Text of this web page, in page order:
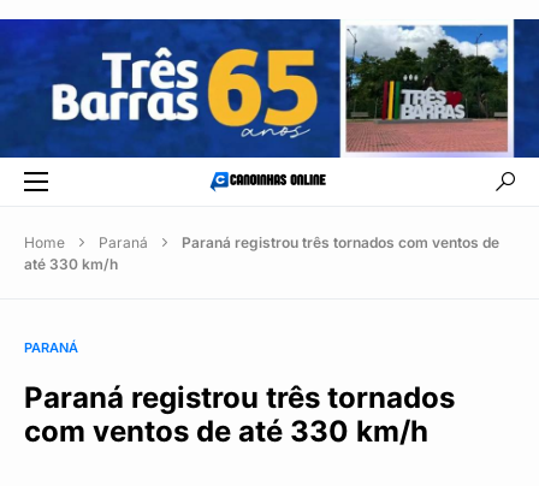
Home Paraná
Paraná registrou três tornados com ventos de
até 330 km/h
PARANÁ
Paraná registrou três tornados
com ventos de até 330 km/h